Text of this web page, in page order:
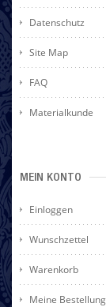
Datenschutz
Site Map
FAQ
Materialkunde
MEIN KONTO
Einloggen
Wunschzettel
Warenkorb
Meine